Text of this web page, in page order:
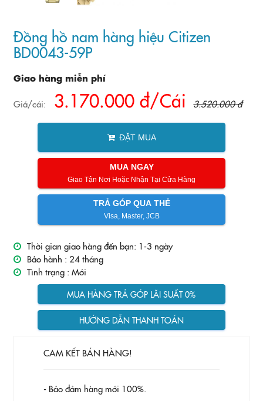
Đồng hồ nam hàng hiệu Citizen
BD0043-59P
Giao hàng miễn phí
Giá/cái: 3.170.000 đ/Cái 3.520.000 đ
ĐẶT MUA
MUA NGAY
Giao Tận Nơi Hoặc Nhận Tại Cửa Hàng
TRẢ GÓP QUA THẺ
Visa, Master, JCB
Thời gian giao hàng đến bạn: 1-3 ngày
Bảo hành : 24 tháng
Tình trạng : Mới
MUA HÀNG TRẢ GÓP LÃI SUẤT 0%
HƯỚNG DẪN THANH TOÁN
CAM KẾT BÁN HÀNG!
- Bảo đảm hàng mới 100%.